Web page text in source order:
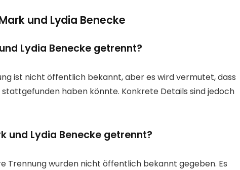
und Lydia Benecke
Lydia Benecke getrennt?
ist nicht öffentlich bekannt, aber es wird vermutet, dass
stattgefunden haben könnte. Konkrete Details sind jedoch
und Lydia Benecke getrennt?
Trennung wurden nicht öffentlich bekannt gegeben. Es